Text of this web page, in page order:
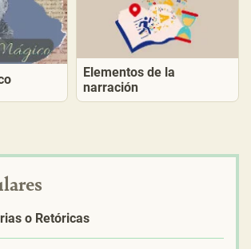
Elementos de la
narración
o Retóricas